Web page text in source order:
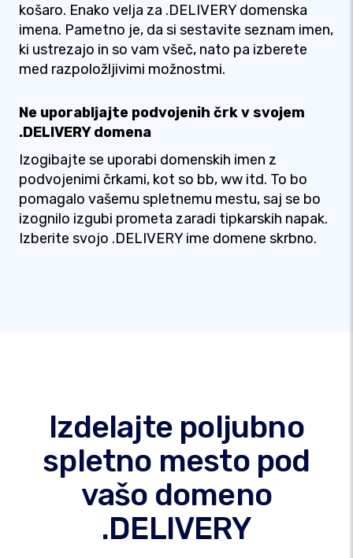
košaro. Enako velja za .DELIVERY domenska
imena. Pametno je, da si sestavite seznam imen,
ki ustrezajo in so vam všeč, nato pa izberete
med razpoložljivimi možnostmi.
Ne uporabljajte podvojenih črk v svojem
.DELIVERY domena
Izogibajte se uporabi domenskih imen z
podvojenimi črkami, kot so bb, ww itd. To bo
pomagalo vašemu spletnemu mestu, saj se bo
izognilo izgubi prometa zaradi tipkarskih napak.
Izberite svojo .DELIVERY ime domene skrbno.
Izdelajte poljubno
spletno mesto pod
vašo domeno
.DELIVERY